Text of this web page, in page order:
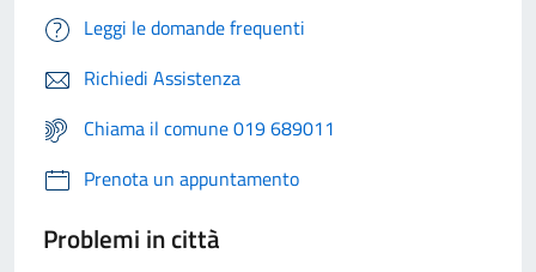
Leggi le domande frequenti
Richiedi Assistenza
Chiama il comune 019 689011
Prenota un appuntamento
Problemi in città